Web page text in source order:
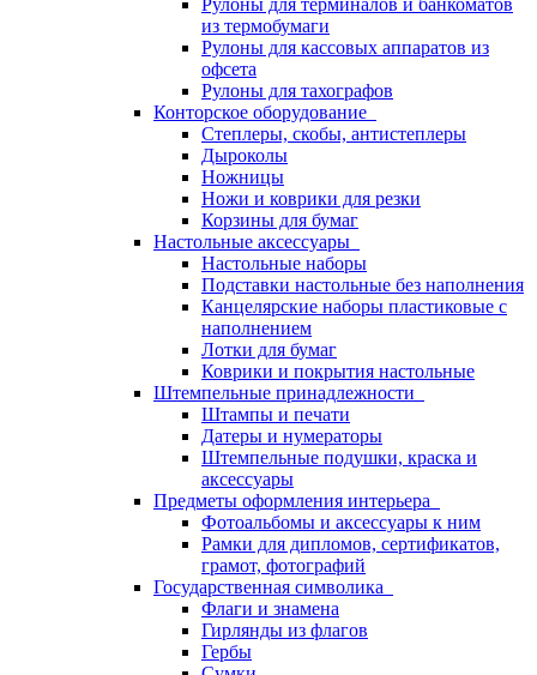
Рулоны для терминалов и банкоматов
из термобумаги
Рулоны для кассовых аппаратов из
офсета
Рулоны для тахографов
Конторское оборудование
Степлеры, скобы, антистеплеры
Дыроколы
Ножницы
Ножи и коврики для резки
Корзины для бумаг
Настольные аксессуары
Настольные наборы
Подставки настольные без наполнения
Канцелярские наборы пластиковые с
наполнением
Лотки для бумаг
Коврики и покрытия настольные
Штемпельные принадлежности
Штампы и печати
Датеры и нумераторы
Штемпельные подушки, краска и
аксессуары
Предметы оформления интерьера
Фотоальбомы и аксессуары к ним
Рамки для дипломов, сертификатов,
грамот, фотографий
Государственная символика
Флаги и знамена
Гирлянды из флагов
Гербы